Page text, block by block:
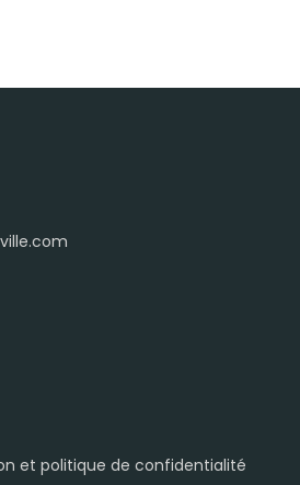
et politique de confidentialité